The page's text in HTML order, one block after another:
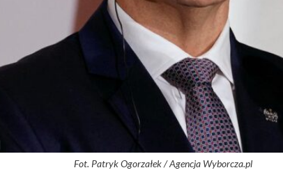
Fot. Patryk Ogorzałek / Agencja Wyborcza.pl